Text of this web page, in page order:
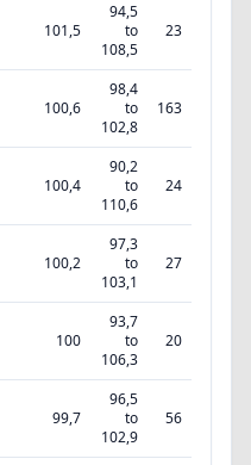
101,5
94,5
to
108,5
23
100,6
98,4
to
102,8
163
100,4
90,2
to
110,6
24
100,2
97,3
to
103,1
27
100
93,7
to
106,3
20
99,7
96,5
to
102,9
56